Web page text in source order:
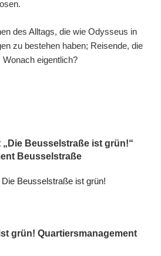
des Alltags, die wie Odysseus in
zu bestehen haben; Reisende, die
eigentlich?
Beusselstraße ist grün!“
Beusselstraße
grün! Quartiersmanagement